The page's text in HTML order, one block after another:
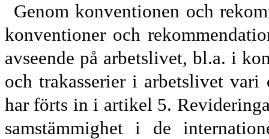
Genom konventionen och
konventioner och
avseende på arbetslivet, bl.a. i
och trakasserier i arbetslivet vari
har förts in i artikel 5.
samstämmighet i de